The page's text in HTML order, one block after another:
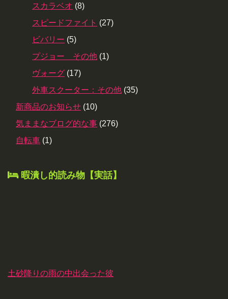
スカラベオ (8)
スピードファイト (27)
ビバリー (5)
プジョー その他 (1)
ヴォーグ (17)
外車スクーター：その他 (35)
新商品のお知らせ (10)
気ままなブログ的な事 (276)
自転車 (1)
暇潰し的読み物【実話】
土砂降りの雨の中出会った彼